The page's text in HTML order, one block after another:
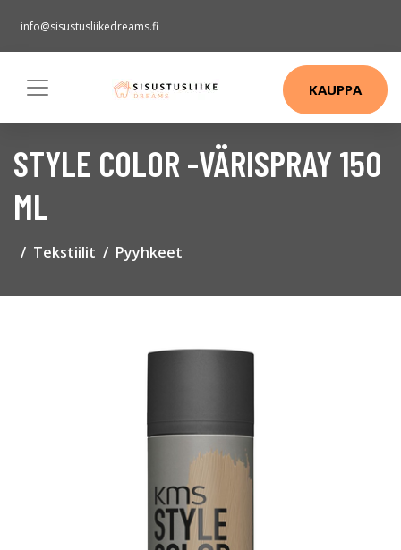
info@sisustusliikedreams.fi
KAUPPA
STYLE COLOR -VÄRISPRAY 150
ML
Tekstiilit Pyyhkeet